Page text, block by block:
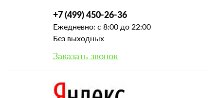
+7 (499) 450-26-36
Ежедневно: с 8:00 до 22:00
Без выходных
Заказать звонок